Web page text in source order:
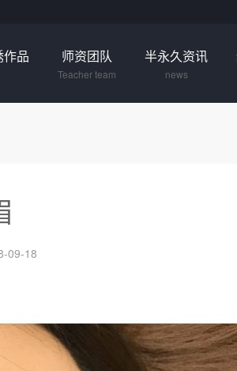
品 师资团队
Teacher team
半永久资讯
news
09-18